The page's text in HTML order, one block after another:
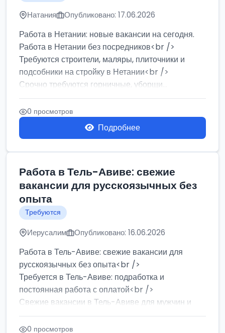
Натания Опубликовано: 17.06.2026
Работа в Нетании: новые вакансии на сегодня.
Работа в Нетании без посредников<br />
Требуются строители, маляры, плиточники и
подсобники на стройку в Нетании<br />
Срочно требуются горничные, уборщи...
0 просмотров
Подробнее
Работа в Тель-Авиве: свежие
вакансии для русскоязычных без
опыта
Требуются
Иерусалим Опубликовано: 16.06.2026
Работа в Тель-Авиве: свежие вакансии для
русскоязычных без опыта<br />
Требуется в Тель-Авиве: подработка и
постоянная работа с оплатой<br />
Свежие вакансии в Тель-Авиве для мужчин и
женщин от хозя...
0 просмотров